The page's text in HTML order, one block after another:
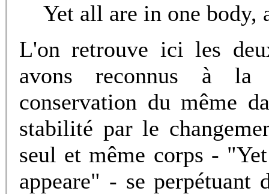
Yet all are in one body,
L'on retrouve ici les
avons reconnus à la
conservation du même
stabilité par le
seul et même corps -
appeare" - se perpétuant